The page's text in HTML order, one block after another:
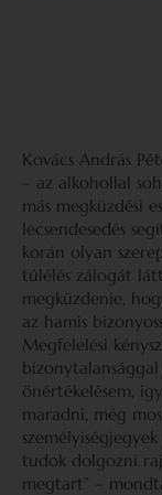
Kovács András
– az alkohollal
más megküzdési
lecsendesedés
korán olyan
túlélés zálogát
megküzdenie,
az hamis
Megfelelési
önértékelésem,
maradni, még
tudok dolgozni
megtart” –